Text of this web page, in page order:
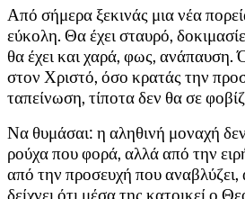
Από σήμερα ξεκινάς μια νέα
εύκολη. Θα έχει σταυρό,
θα έχει και χαρά, φως, ανάπαυση.
στον Χριστό, όσο κρατάς την
ταπείνωση, τίποτα δεν θα σε
Να θυμάσαι: η αληθινή μοναχή
ρούχα που φορά, αλλά από την
από την προσευχή που
δείχνει ότι μέσα της κατοικεί ο